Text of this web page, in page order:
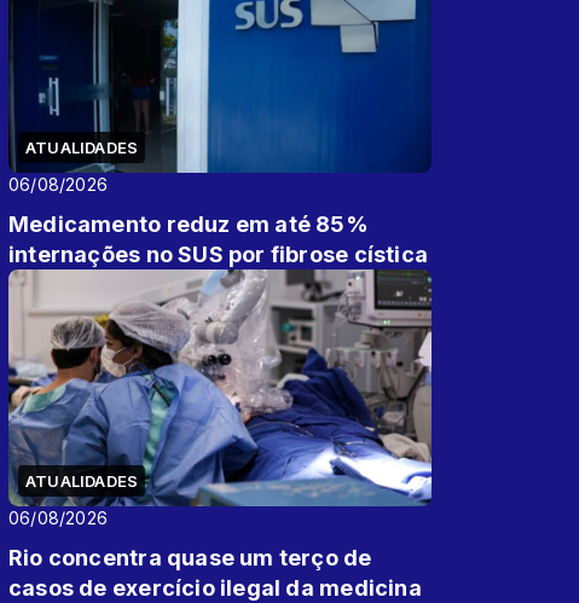
ATUALIDADES
06/08/2026
Medicamento reduz em até 85%
internações no SUS por fibrose cística
ATUALIDADES
06/08/2026
Rio concentra quase um terço de
casos de exercício ilegal da medicina